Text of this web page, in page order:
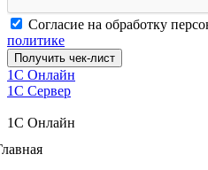
Согласие на обработку
политике
Получить чек-лист
1C Онлайн
1С Сервер
1C Онлайн